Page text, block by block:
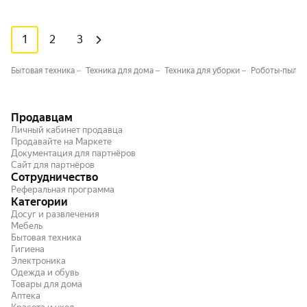
1 2 3
Бытовая техника Техника для дома Техника для уборки Роботы-
Продавцам
Личный кабинет продавца
Продавайте на Маркете
Документация для партнёров
Сайт для партнёров
Сотрудничество
Реферальная программа
Категории
Досуг и развлечения
Мебель
Бытовая техника
Гигиена
Электроника
Одежда и обувь
Товары для дома
Аптека